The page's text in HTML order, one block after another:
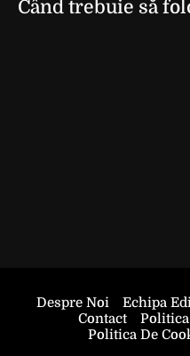
Când trebuie să
Despre Noi Echipa
Contact
Politica De